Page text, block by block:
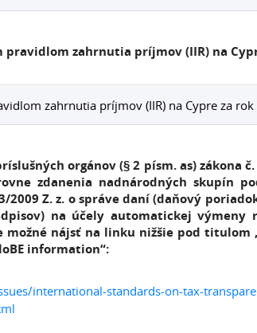
zahrnutia príjmov (IIR) na
zahrnutia príjmov (IIR) na Cypre za
orgánov (§ 2 písm. as) zákona
zdanenia nadnárodných skupín
2009 Z. z. o správe daní (daňový
na účely automatickej výmeny
možné nájsť na linku nižšie pod titulom
information“:
international-standards-on-tax-